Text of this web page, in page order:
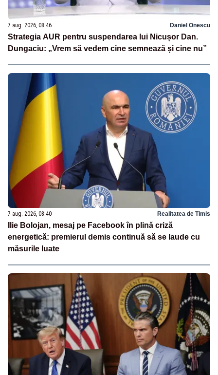
7 aug. 2026, 08:46 Daniel Onescu
Strategia AUR pentru suspendarea lui Nicușor Dan.
Dungaciu: „Vrem să vedem cine semnează și cine nu”
7 aug. 2026, 08:40 Realitatea de Timis
Ilie Bolojan, mesaj pe Facebook în plină criză
energetică: premierul demis continuă să se laude cu
măsurile luate